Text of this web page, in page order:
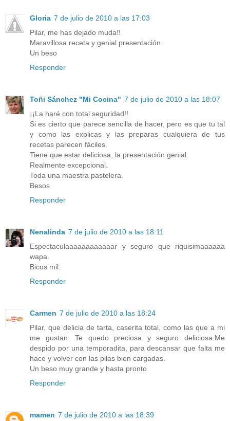
Gloria 7 de julio de 2010 a las 17:03
Pilar, me has dejado muda!!
Maravillosa receta y genial presentación.
Un beso
Responder
Toñi Sánchez "Mi Cocina" 7 de julio de 2010 a las 18:07
¡¡La haré con total seguridad!!
Si es cierto que parece sencilla de hacer, pero es que tu tal
y como las explicas y las preparas cualquiera de tus
recetas parecen fáciles.
Tiene que estar deliciosa, la presentación genial.
Realmente excepcional.
Toda una maestra pastelera.
Besos
Responder
Nenalinda 7 de julio de 2010 a las 18:11
Espectaculaaaaaaaaaaaar y seguro que riquisimaaaaaa
wapa.
Bicos mil.
Responder
Carmen 7 de julio de 2010 a las 18:24
Pilar, que delicia de tarta, caserita total, como las que a mi
me gustan. Te quedo preciosa y seguro deliciosa.Me
despido por una temporadita, para descansar que falta me
hace y volver con las pilas bien cargadas.
Un beso muy grande y hasta pronto
Responder
mamen 7 de julio de 2010 a las 18:39